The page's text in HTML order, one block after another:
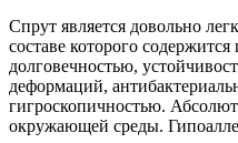
Спрут является довольно
составе которого
долговечностью,
деформаций,
гигроскопичностью.
окружающей среды.